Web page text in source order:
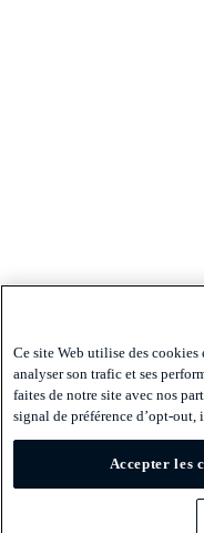
Ce site Web utilise des
analyser son trafic et ses
faites de notre site avec nos
signal de préférence d’opt-
Accepter les